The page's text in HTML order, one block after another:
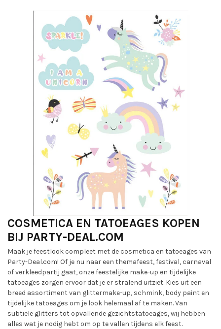
COSMETICA EN TATOEAGES KOPEN
BIJ PARTY-DEAL.COM
Maak je feestlook compleet met de cosmetica en tatoeages van
Party-Deal.com! Of je nu naar een themafeest, festival, carnaval
of verkleedpartij gaat, onze feestelijke make-up en tijdelijke
tatoeages zorgen ervoor dat je er stralend uitziet. Kies uit een
breed assortiment van glittermake-up, schmink, body paint en
tijdelijke tatoeages om je look helemaal af te maken. Van
subtiele glitters tot opvallende gezichtstatoeages, wij hebben
alles wat je nodig hebt om op te vallen tijdens elk feest.